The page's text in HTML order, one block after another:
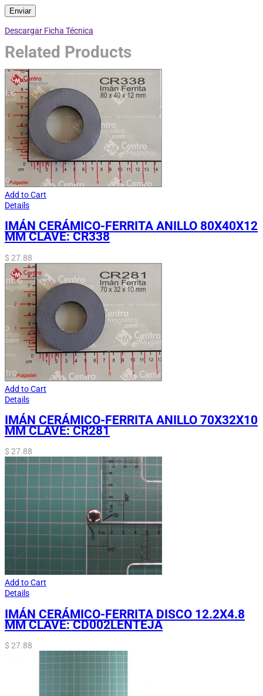
Descargar Ficha Técnica
Related Products
Add to Cart
Details
IMÁN CERÁMICO-FERRITA ANILLO 80X40X12
MM CLAVE: CR338
$ 27.88
Add to Cart
Details
IMÁN CERÁMICO-FERRITA ANILLO 70X32X10
MM CLAVE: CR281
$ 27.88
Add to Cart
Details
IMÁN CERÁMICO-FERRITA DISCO 12.2X4.8
MM CLAVE: CD002LENTEJA
$ 27.88